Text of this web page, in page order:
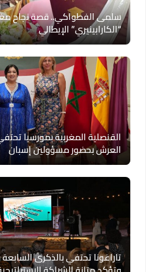
سلمى الفطواكي.. قصة نجاح
“الكارابينيري” الإيطالي
العرش بحضور مسؤولين إسبان
تاراغونا تحتفي بالذكرى